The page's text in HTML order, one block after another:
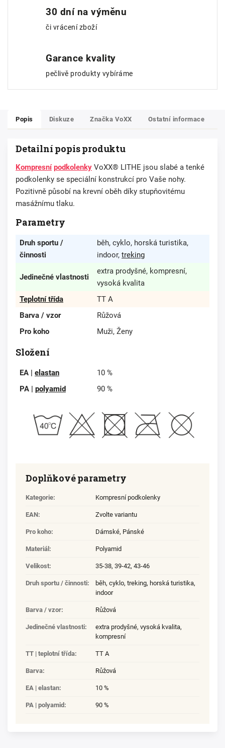
30 dní na výměnu
či vrácení zboží
Garance kvality
pečlivě produkty vybíráme
Popis Diskuze Značka VoXX Ostatní informace
Detailní popis produktu
Kompresní podkolenky VoXX® LITHE jsou slabé a tenké
podkolenky se speciální konstrukcí pro Vaše nohy.
Pozitivně působí na krevní oběh díky stupňovitému
masážnímu tlaku.
Parametry
Druh sportu /
činnosti
běh, cyklo, horská turistika,
indoor, treking
Jedinečné vlastnosti
extra prodyšné, kompresní,
vysoká kvalita
Teplotní třída
TT A
Barva / vzor
Růžová
Pro koho
Muži, Ženy
Složení
EA | elastan
10 %
PA | polyamid 90 %
Doplňkové parametry
Kategorie: Kompresní podkolenky
EAN: Zvolte variantu
Pro koho: Dámské, Pánské
Materiál: Polyamid
Velikost: 35-38, 39-42, 43-46
Druh sportu / činnosti: běh, cyklo, treking, horská turistika,
indoor
Barva / vzor: Růžová
Jedinečné vlastnosti: extra prodyšné, vysoká kvalita,
kompresní
TT | teplotní třída: TT A
Barva: Růžová
EA | elastan: 10 %
PA | polyamid: 90 %